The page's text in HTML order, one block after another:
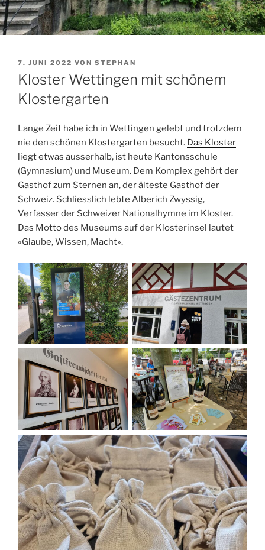
VERÖFFENTLICHT
AM
7. JUNI 2022 VON STEPHAN
Kloster Wettingen mit schönem
Klostergarten
Lange Zeit habe ich in Wettingen gelebt und trotzdem
nie den schönen Klostergarten besucht. Das Kloster
liegt etwas ausserhalb, ist heute Kantonsschule
(Gymnasium) und Museum. Dem Komplex gehört der
Gasthof zum Sternen an, der älteste Gasthof der
Schweiz. Schliesslich lebte Alberich Zwyssig,
Verfasser der Schweizer Nationalhymne im Kloster.
Das Motto des Museums auf der Klosterinsel lautet
«Glaube, Wissen, Macht».